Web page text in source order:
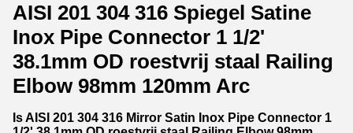
AISI 201 304 316 Spiegel Satine
Inox Pipe Connector 1 1/2'
38.1mm OD roestvrij staal Railing
Elbow 98mm 120mm Arc
Is AISI 201 304 316 Mirror Satin Inox Pipe Connector 1